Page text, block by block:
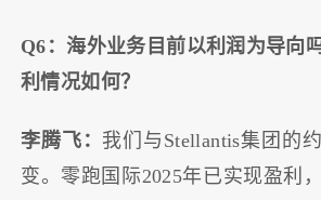
Q6：海外业务目前以利润为导向
利情况如何？
李腾飞： 我们与Stellantis集团的
变。零跑国际2025年已实现盈利